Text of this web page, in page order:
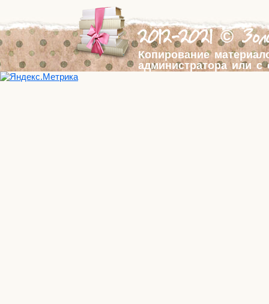
2012-2021 ©
Копирование
администратора или с